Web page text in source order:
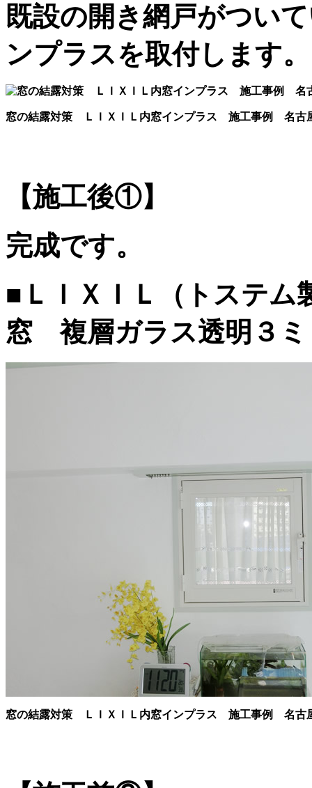
既設の開き網戸がつい
ンプラスを取付します。
窓の結露対策 ＬＩＸＩＬ内窓インプラス 施工事例 名古
【施工後①】
完成です。
■ＬＩＸＩＬ（トステ
窓 複層ガラス透明３
窓の結露対策 ＬＩＸＩＬ内窓インプラス 施工事例 名古